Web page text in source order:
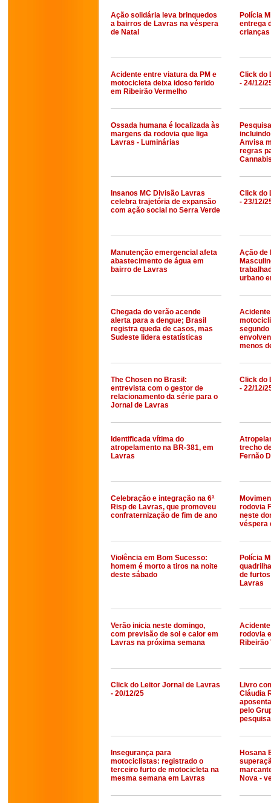
Ação solidária leva brinquedos
a bairros de Lavras na véspera
de Natal
Polícia
entrega
crianças
Acidente entre viatura da PM e
motocicleta deixa idoso ferido
em Ribeirão Vermelho
Click do
- 24/12/
Ossada humana é localizada às
margens da rodovia que liga
Lavras - Luminárias
Anvisa
regras
Insanos MC Divisão Lavras
celebra trajetória de expansão
com ação social no Serra Verde
Click do
- 23/12/
Manutenção emergencial afeta
abastecimento de água em
bairro de Lavras
Ação de
urbano
Chegada do verão acende
alerta para a dengue; Brasil
registra queda de casos, mas
Sudeste lidera estatísticas
menos
The Chosen no Brasil:
entrevista com o gestor de
relacionamento da série para o
Jornal de Lavras
Click do
- 22/12/
Identificada vítima do
atropelamento na BR-381, em
Lavras
trecho
Fernão
Celebração e integração na 6ª
Risp de Lavras, que promoveu
confraternização de fim de ano
rodovia
neste
véspera
Violência em Bom Sucesso:
homem é morto a tiros na noite
deste sábado
Polícia
de
Lavras
Verão inicia neste domingo,
com previsão de sol e calor em
Lavras na próxima semana
rodovia
Ribeirão
Click do Leitor Jornal de Lavras
- 20/12/25
Livro
Cláudia
pelo
Insegurança para
motociclistas: registrado o
terceiro furto de motocicleta na
mesma semana em Lavras
Hosana
Nova -